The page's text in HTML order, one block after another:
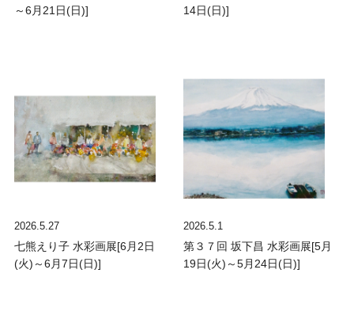
～6月21日(日)]
14日(日)]
2026.5.27
七熊えり子 水彩画展[6月2日
(火)～6月7日(日)]
2026.5.1
第３７回 坂下昌 水彩画展[5月
19日(火)～5月24日(日)]